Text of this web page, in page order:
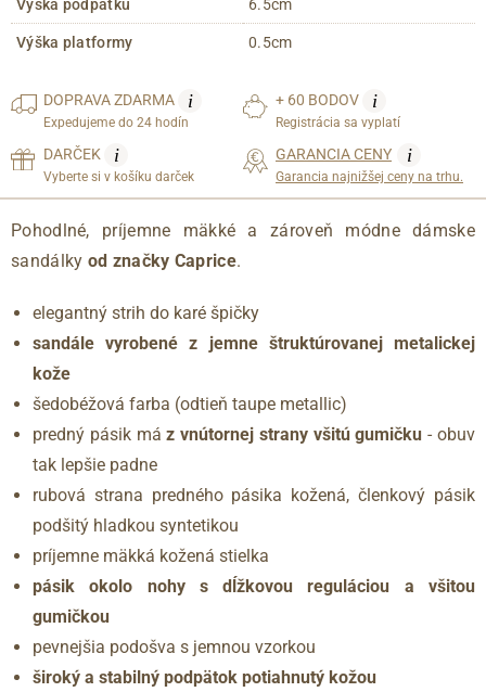
Výška podpatku 6.5cm
Výška platformy 0.5cm
DOPRAVAZDARMA i
Expedujeme do 24 hodín
+ 60 BODOV i
Registrácia sa vyplatí
DARČEK i
Vyberte si v košíku darček
GARANCIA CENY i
Garancia najnižšej ceny na trhu.
Pohodlné, príjemne mäkké a zároveň módne dámske
sandálky od značky Caprice.
elegantný strih do karé špičky
sandále vyrobené z jemne štruktúrovanej metalickej
kože
šedobéžová farba (odtieň taupe metallic)
predný pásik máz vnútornej strany všitú gumičku - obuv
tak lepšie padne
rubová strana predného pásika kožená, členkový pásik
podšitý hladkou syntetikou
príjemne mäkká kožená stielka
pásik okolo nohy s dĺžkovou reguláciou a všitou
gumičkou
pevnejšia podošva s jemnou vzorkou
široký a stabilný podpätok potiahnutý kožou